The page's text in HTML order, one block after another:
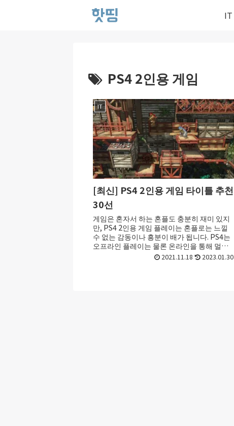
IT
PS4 2인용 게임
IT
[최신] PS4 2인용 게임 타이틀 추천
30선
게임은 혼자서 하는 혼플도 충분히 재미 있지
만, PS4 2인용 게임 플레이는 혼플로는 느낄
수 없는 감동이나 흥분이 배가 됩니다. PS4는
오프라인 플레이는 물론 온라인을 통해 멀리
떨어진 플레이어와 함께 플레이할 ...
2021.11.18 2023.01.30